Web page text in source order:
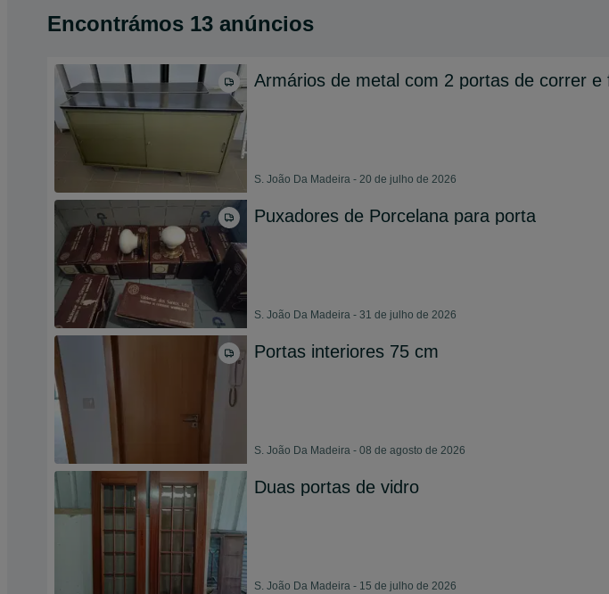
Encontrámos 13 anúncios
Armários de metal com 2 portas de correr e
S. João Da Madeira - 20 de julho de 2026
Puxadores de Porcelana para porta
S. João Da Madeira - 31 de julho de 2026
Portas interiores 75 cm
S. João Da Madeira - 08 de agosto de 2026
Duas portas de vidro
S. João Da Madeira - 15 de julho de 2026